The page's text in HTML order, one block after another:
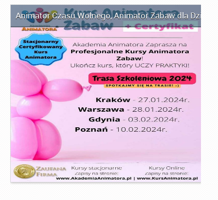
Animator Czasu Wolnego,Animator Zabaw dla Dzieci